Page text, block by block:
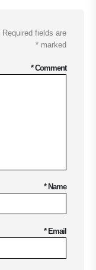
Required fields are
marked
*
Comment
*
Name
*
Email
*